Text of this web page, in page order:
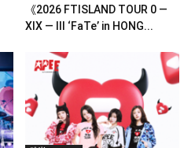
《2026 FTISLAND TOUR 0 —
XIX — III ‘FaTe’ in HONG...